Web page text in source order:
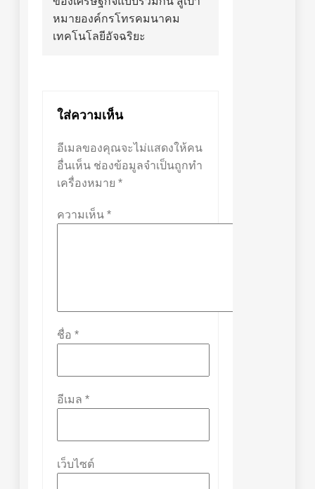
หมายองค์กรโทรคมนาคม
เทคโนโลยีอัจฉริยะ
ใส่ความเห็น
อีเมลของคุณจะไม่แสดงให้คน
อื่นเห็น ช่องข้อมูลจำเป็นถูกทำ
เครื่องหมาย *
ความเห็น *
ชื่อ *
อีเมล *
เว็บไซต์